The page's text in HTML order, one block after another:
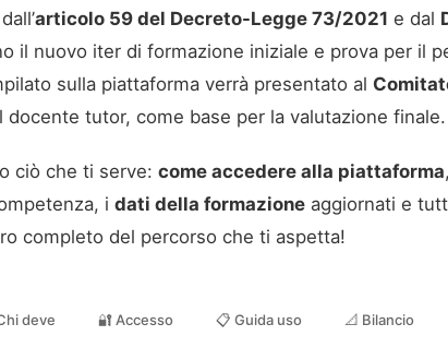
articolo 59 del Decreto-Legge 73/2021 e dal
il nuovo iter di formazione iniziale e prova per il
sulla piattaforma verrà presentato al
tutor, come base per la valutazione finale.
ciò che ti serve: come accedere alla piattaforma
i dati della formazione aggiornati e
completo del percorso che ti aspetta!
deve 🔐 Accesso 📋 Guida uso 📐 Bilancio